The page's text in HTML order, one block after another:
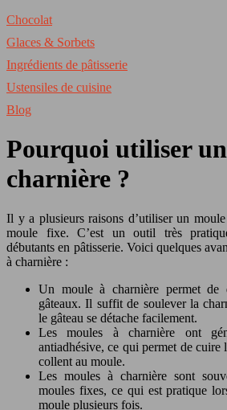
Chocolat
Glaces & Sorbets
Ingrédients de pâtisserie
Ustensiles de cuisine
Blog
Pourquoi utiliser
charnière ?
Il y a plusieurs raisons d’utiliser un
moule fixe. C’est un outil très
débutants en pâtisserie. Voici quelques
à charnière :
Un moule à charnière permet de
gâteaux. Il suffit de soulever la
le gâteau se détache facilement.
Les moules à charnière ont
antiadhésive, ce qui permet de cuire
collent au moule.
Les moules à charnière sont
moules fixes, ce qui est pratique
moule plusieurs fois.